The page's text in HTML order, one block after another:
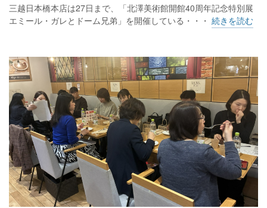
三越日本橋本店は27日まで、「北澤美術館開館40周年記念特別展
エミール・ガレとドーム兄弟」を開催している・・・ 続きを読む